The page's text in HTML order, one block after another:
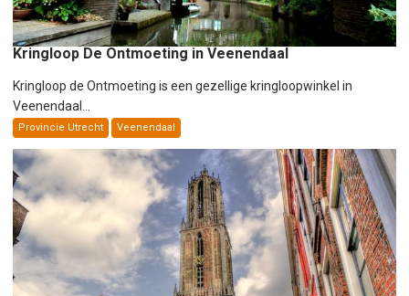
Kringloop De Ontmoeting in Veenendaal
Kringloop de Ontmoeting is een gezellige kringloopwinkel in
Veenendaal...
Provincie Utrecht Veenendaal